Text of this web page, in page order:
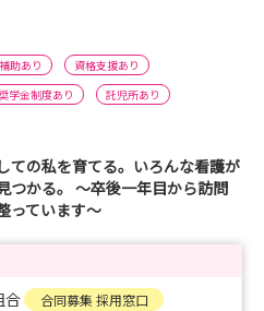
助あり
資格支援あり
奨学金制度あり
託児所あり
ての私を育てる。いろんな看護が
つかる。 ～卒後一年目から訪問
っています～
合
合同募集 採用窓口